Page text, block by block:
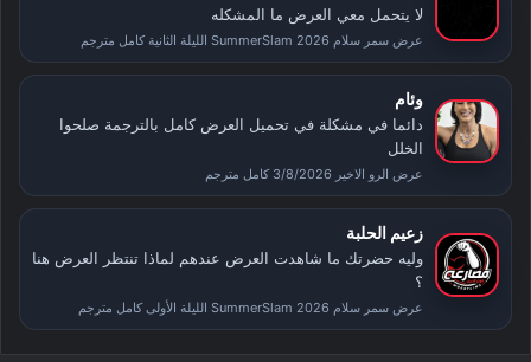
لا يتحمل معي العرض ما المشكله
عرض سمر سلام SummerSlam 2026 الليلة الثانية كامل مترجم
وئام
دائما في مشكلة في تحميل العرض كامل بالترجمة صلحوا
الخلل
عرض الرو الاخير 3/8/2026 كامل مترجم
زعيم الحلبة
وليه حضرتك ما شاهدت العرض عندهم لماذا تنتظر العرض هنا
؟
عرض سمر سلام SummerSlam 2026 الليلة الأولى كامل مترجم